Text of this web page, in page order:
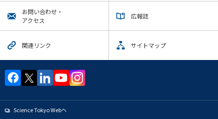
お問い合わせ・
アクセス
広報誌
関連リンク サイトマップ
Science Tokyo Webヘ